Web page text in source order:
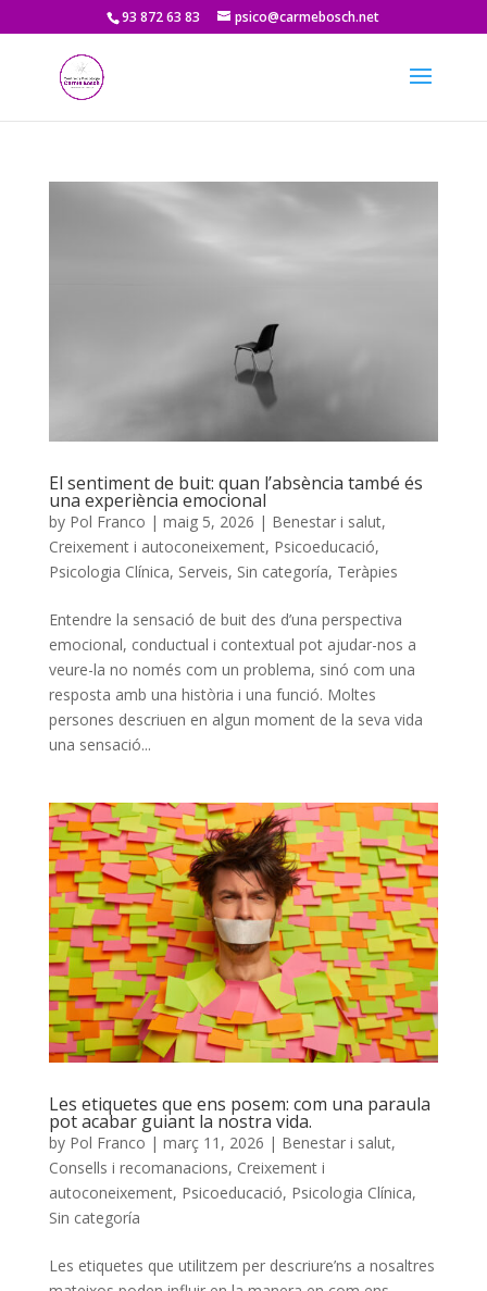
93 872 63 83 psico@carmebosch.net
El sentiment de buit: quan l’absència també és
una experiència emocional
by Pol Franco | maig 5, 2026 | Benestar i salut,
Creixement i autoconeixement, Psicoeducació,
Psicologia Clínica, Serveis, Sin categoría, Teràpies
Entendre la sensació de buit des d’una perspectiva
emocional, conductual i contextual pot ajudar-nos a
veure-la no només com un problema, sinó com una
resposta amb una història i una funció. Moltes
persones descriuen en algun moment de la seva vida
una sensació...
Les etiquetes que ens posem: com una paraula
pot acabar guiant la nostra vida.
by Pol Franco | març 11, 2026 | Benestar i salut,
Consells i recomanacions, Creixement i
autoconeixement, Psicoeducació, Psicologia Clínica,
Sin categoría
Les etiquetes que utilitzem per descriure’ns a nosaltres